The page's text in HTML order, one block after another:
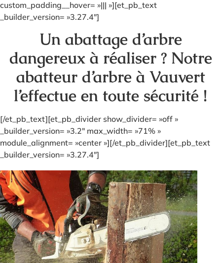
custom_padding__hover= »||| »][et_pb_text
_builder_version= »3.27.4″]
Un abattage d’arbre
dangereux à réaliser ? Notre
abatteur d’arbre à Vauvert
l’effectue en toute sécurité !
[/et_pb_text][et_pb_divider show_divider= »off »
_builder_version= »3.2″ max_width= »71% »
module_alignment= »center »][/et_pb_divider][et_pb_text
_builder_version= »3.27.4″]